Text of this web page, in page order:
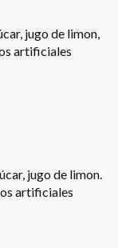
jugo de limon,
artificiales
jugo de limon.
artificiales